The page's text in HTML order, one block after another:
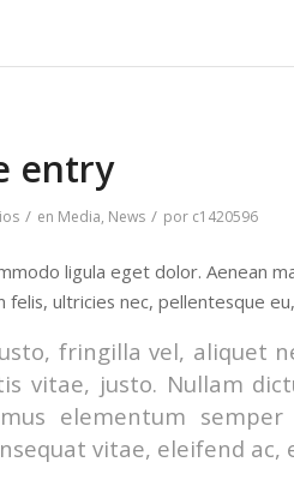
entry
/ en Media, News / por c1420596
ligula eget dolor. Aenean
ultricies nec, pellentesque
fringilla vel, aliquet
vitae, justo. Nullam
elementum
vitae, eleifend ac,